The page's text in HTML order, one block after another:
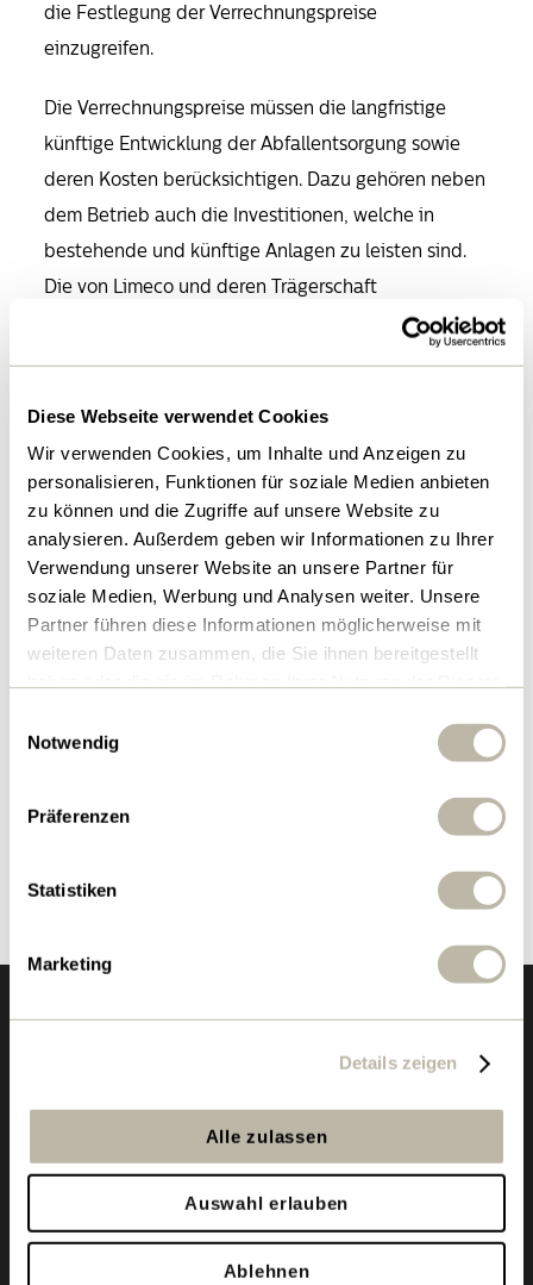
Diese Webseite verwendet Cookies
Wir verwenden Cookies, um Inhalte und Anzeigen zu
personalisieren, Funktionen für soziale Medien anbieten
zu können und die Zugriffe auf unsere Website zu
analysieren. Außerdem geben wir Informationen zu Ihrer
Verwendung unserer Website an unsere Partner für
soziale Medien, Werbung und Analysen weiter. Unsere
Partner führen diese Informationen möglicherweise mit
weiteren Daten zusammen, die Sie ihnen bereitgestellt
Notwendig
Präferenzen
Statistiken
Marketing
Details zeigen
Alle zulassen
Auswahl erlauben
Ablehnen
die Festlegung der Verrechnungspreise
einzugreifen.
Die Verrechnungspreise müssen die langfristige
künftige Entwicklung der Abfallentsorgung sowie
deren Kosten berücksichtigen. Dazu gehören neben
dem Betrieb auch die Investitionen, welche in
bestehende und künftige Anlagen zu leisten sind.
Die von Limeco und deren Trägerschaft
festgelegten und vom Kanton Zürich geprüften
nur eine Momentaufnahme und geht dabei von
anderen, teils auch unrichtigen Annahmen aus als
Limeco und der Kanton Zürich.
Limeco legt deshalb beim
Bundesverwaltungsgericht in St. Gallen Beschwerde
gegen die Verfügung des Preisüberwachers ein.
Medienmitteilung Preisüberwacher |
Zurück zur Übersicht
Medien
Datenschutz
Impressum
Rechtliche Hinweise